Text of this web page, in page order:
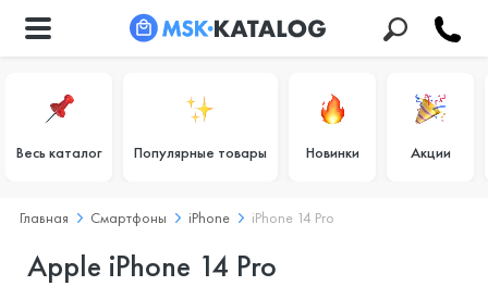
Весь каталог Популярные товары Новинки Акции
Главная Смартфоны iPhone iPhone 14 Pro
Apple iPhone 14 Pro